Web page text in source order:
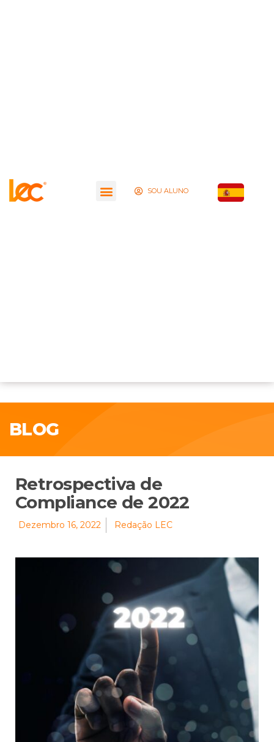
SOU ALUNO
BLOG
Retrospectiva de
Compliance de 2022
Dezembro 16, 2022 Redação LEC